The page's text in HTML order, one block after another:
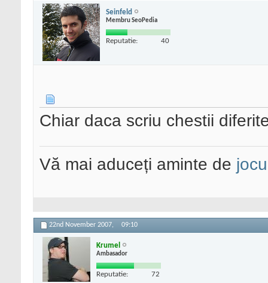
Seinfeld
Membru SeoPedia
Reputatie: 40
Chiar daca scriu chestii
Vă mai aduceți aminte de
22nd November 2007, 09:10
Krumel
Ambasador
Reputatie: 72